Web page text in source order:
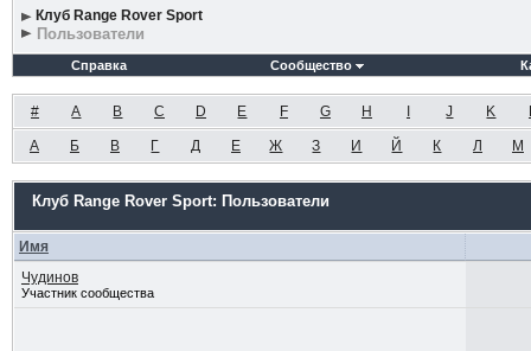
Клуб Range Rover Sport
Пользователи
Справка Сообщество
# A B C D E F G H J K
А Б В Г Д Е Ж З И Й К Л М
Клуб Range Rover Sport: Пользователи
Имя
Чудинов
Участник сообщества